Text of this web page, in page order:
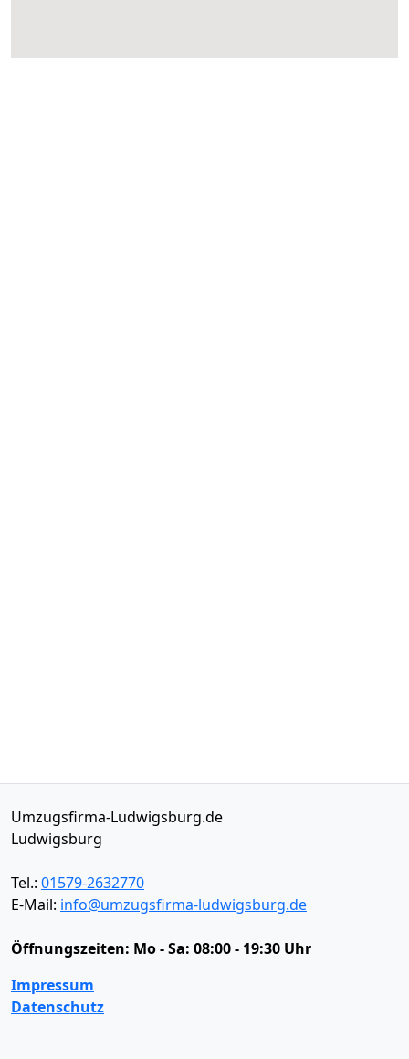
Umzugsfirma-Ludwigsburg.de
Ludwigsburg
Tel.: 01579-2632770
E-Mail: info@umzugsfirma-ludwigsburg.de
Öffnungszeiten: Mo - Sa: 08:00 - 19:30 Uhr
Impressum
Datenschutz